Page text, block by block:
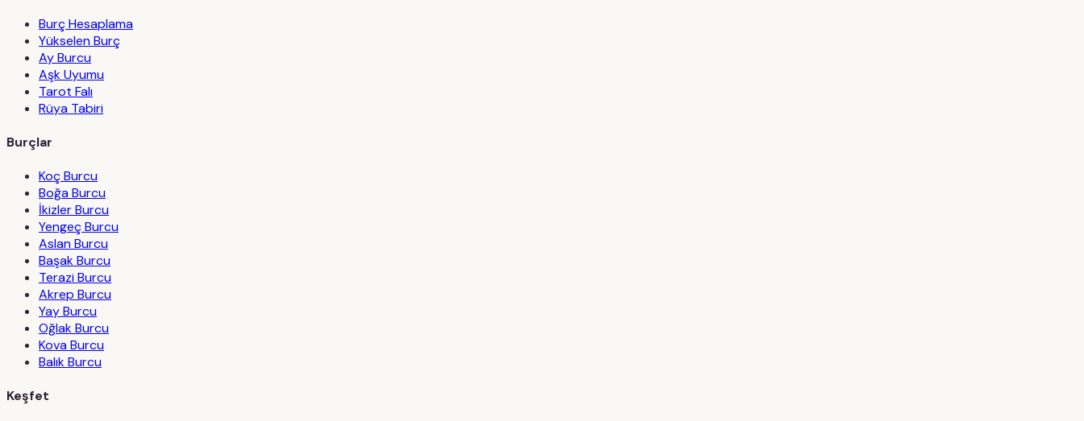
Burç Hesaplama
Yükselen Burç
Ay Burcu
Aşk Uyumu
Tarot Falı
Rüya Tabiri
Burçlar
Koç Burcu
Boğa Burcu
İkizler Burcu
Yengeç Burcu
Aslan Burcu
Başak Burcu
Terazi Burcu
Akrep Burcu
Yay Burcu
Oğlak Burcu
Kova Burcu
Balık Burcu
Keşfet